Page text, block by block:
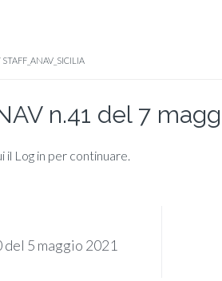
STAFF_ANAV_SICILIA
n.41 del 7
Log in per continuare.
5 maggio 2021